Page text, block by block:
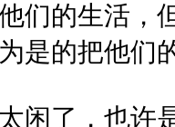
们的生活，
是的把他们
闲了，也许